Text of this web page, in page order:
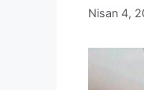
Nisan 4,